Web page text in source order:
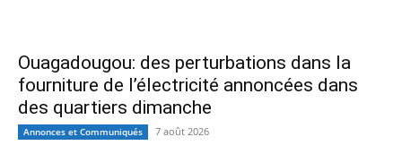
Ouagadougou: des perturbations dans la
fourniture de l’électricité annoncées dans
des quartiers dimanche
Annonces et Communiqués 7 août 2026